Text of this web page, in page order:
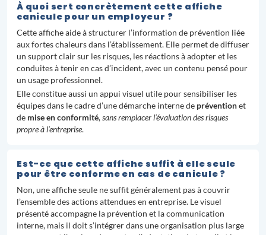
À quoi sert concrètement cette affiche
canicule pour un employeur ?
Cette affiche aide à structurer l’information de prévention liée
aux fortes chaleurs dans l’établissement. Elle permet de diffuser
un support clair sur les risques, les réactions à adopter et les
conduites à tenir en cas d’incident, avec un contenu pensé pour
un usage professionnel.
Elle constitue aussi un appui visuel utile pour sensibiliser les
équipes dans le cadre d’une démarche interne de préventionet
de mise en conformité,sans remplacer l’évaluation des risques
propre à l’entreprise.
Est-ce que cette affiche suffit à elle seule
pour être conforme en cas de canicule ?
Non, une affiche seule ne suffit généralement pas à couvrir
l’ensemble des actions attendues en entreprise. Le visuel
présenté accompagne la prévention et la communication
interne, mais il doit s’intégrer dans une organisation plus large